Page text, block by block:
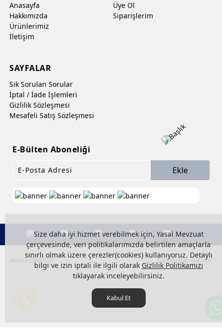
Size daha iyi hizmet verebilmek için, Yasal Mevzuat
çerçevesinde, veri politikalarımızda belirtilen amaçlarla
sınırlı olmak üzere çerezler(cookies) kullanıyoruz. Detaylı
bilgi ve izin iptali ile ilgili olarak Gizlilik Politikamızı
tıklayarak inceleyebilirsiniz.
Kabul Et
Anasayfa
Hakkımızda
Ürünlerimiz
İletişim
Üye Ol
Siparişlerim
SAYFALAR
Sık Sorulan Sorular
İptal / İade İşlemleri
Gizlilik Sözleşmesi
Mesafeli Satış Sözleşmesi
E-Bülten Aboneliği
Ekle
www.asbell.tr © Tüm Hakları Saklıdır.